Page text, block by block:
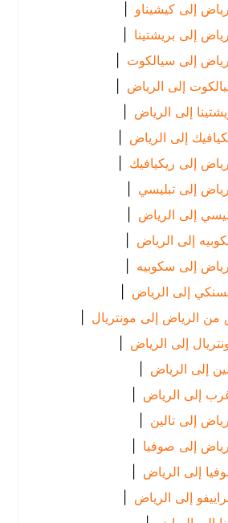
كيشيناو |
بريشتينا |
سيالكوت |
إلى الرياض
|
الرياض
|
إلى الرياض
|
ريكيافيك |
تبليسي |
الرياض
|
الرياض
|
سكوبيه |
الرياض
|
إلى مونتريال |
إلى الرياض
|
الرياض
|
الرياض
|
تالين
|
صوفيا
|
الرياض
|
الرياض
|